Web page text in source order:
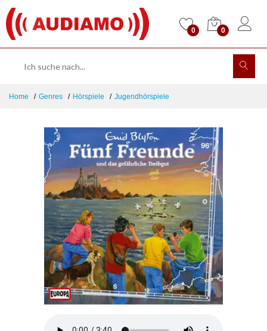
0 0
Home Genres Hörspiele Jugendhörspiele